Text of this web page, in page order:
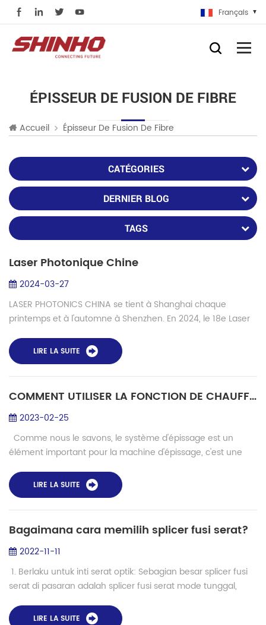
Français
ÉPISSEUR DE FUSION DE FIBRE
Accueil Épisseur De Fusion De Fibre
CATÉGORIES
DERNIER BLOG
TAGS
Laser Photonique Chine
2024-03-27
LASER PHOTONICS CHINA se tient à Shanghai chaque
printemps et à l'automne à Shenzhen. En 2024, le 18e Laser
création en 2006, LASER PHOTONICS CHINA...
LIRE LA SUITE
COMMENT UTILISER LA FONCTION DE CHAUFFAGE INTELLIGENTE
2023-02-25
Comme nous le savons, le système d'épissage est un
élément important pour la machine d'épissage, c'est une
système de chauffage. Lorsque nou...
LIRE LA SUITE
Bagaimana cara memilih splicer fusi serat?
2022-11-11
1. Berlaku untuk inti serat optik: Sebagian besar splicer fusi
serat di pasaran adalah splicer fusi serat mode tunggal,
di pasar; ada juga sp...
LIRE LA SUITE